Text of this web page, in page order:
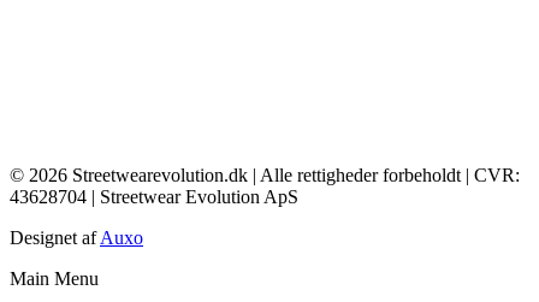
© 2026 Streetwearevolution.dk | Alle rettigheder forbeholdt | CVR:
43628704 | Streetwear Evolution ApS
Designet afAuxo
Main Menu